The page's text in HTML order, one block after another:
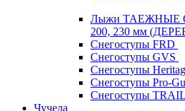
Лыжи ТАЕЖНЫЕ
200, 230 мм
Снегоступы FRD
Снегоступы GVS
Снегоступы
Снегоступы Pro-
Снегоступы TRAIL
Чучела